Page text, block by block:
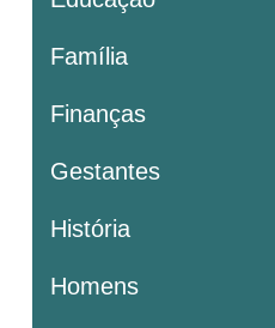
Família
Finanças
Gestantes
História
Homens